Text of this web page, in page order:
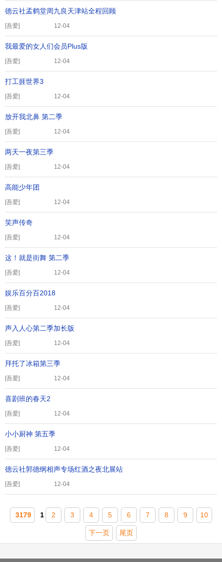
[吾爱]
德云社孟鹤堂周九良天津站全程回顾
12-04
[吾爱]
我最爱的女人们会员Plus版
12-04
[吾爱]
打工捱世界3
12-04
[吾爱]
放开我北鼻 第二季
12-04
[吾爱]
两天一夜第三季
12-04
[吾爱]
高能少年团
12-04
[吾爱]
笑声传奇
12-04
[吾爱]
这！就是街舞 第二季
12-04
[吾爱]
娱乐百分百2018
12-04
[吾爱]
声入人心第二季加长版
12-04
[吾爱]
拜托了冰箱第三季
12-04
[吾爱]
喜剧班的春天2
12-04
[吾爱]
小小厨神 第五季
12-04
[吾爱]
德云社郭德纲相声专场红酒之夜北展站
12-04
3179 1 2 3 4 5 6 7 8 9 10
下一页 尾页